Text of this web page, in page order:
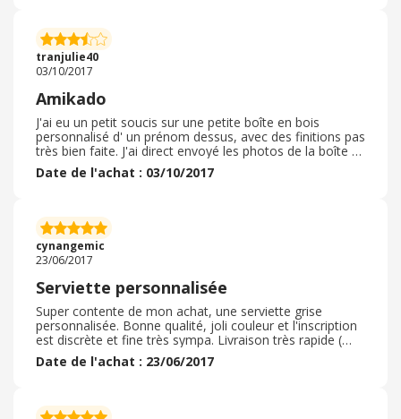
tranjulie40
03/10/2017
Amikado
J'ai eu un petit soucis sur une petite boîte en bois
personnalisé d' un prénom dessus, avec des finitions pas
très bien faite. J'ai direct envoyé les photos de la boîte et
le site m'en as renvoyé une autre. La boîte était mieux
que la première mais niveau finitions ils peuvent faire
Date de l'achat : 03/10/2017
cynangemic
23/06/2017
Serviette personnalisée
Super contente de mon achat, une serviette grise
personnalisée. Bonne qualité, joli couleur et l'inscription
est discrète et fine très sympa. Livraison très rapide (
plus rapide que prévue lors de la commande)
Date de l'achat : 23/06/2017